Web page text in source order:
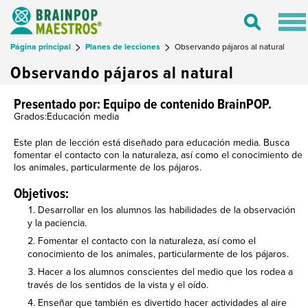
Toggle
Página principal Planes de lecciones Observando pájaros al natural
Observando pájaros al natural
Presentado por: Equipo de contenido BrainPOP.
Grados:Educación media
Este plan de lección está diseñado para educación media. Busca
fomentar el contacto con la naturaleza, así como el conocimiento de
los animales, particularmente de los pájaros.
Objetivos:
Desarrollar en los alumnos las habilidades de la observación
y la paciencia.
Fomentar el contacto con la naturaleza, así como el
conocimiento de los animales, particularmente de los pájaros.
Hacer a los alumnos conscientes del medio que los rodea a
través de los sentidos de la vista y el oído.
Enseñar que también es divertido hacer actividades al aire